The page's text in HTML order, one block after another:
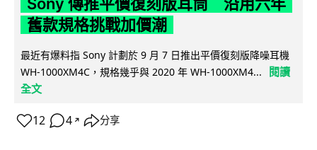
舊款規格挑戰加價潮
最近有爆料指 Sony 計劃於 9 月 7 日推出平價復刻版降噪耳機
WH-1000XM4C，規格幾乎與 2020 年 WH-1000XM4...
閱讀
全文
12 4 ↗ 分享